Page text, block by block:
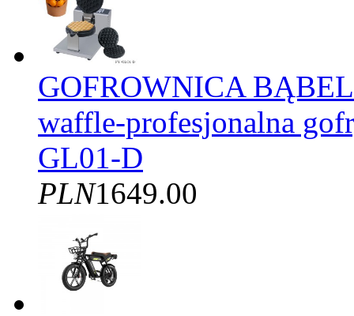
GOFROWNICA
waffle-profesjonalna
GL01-D
PLN1649.00